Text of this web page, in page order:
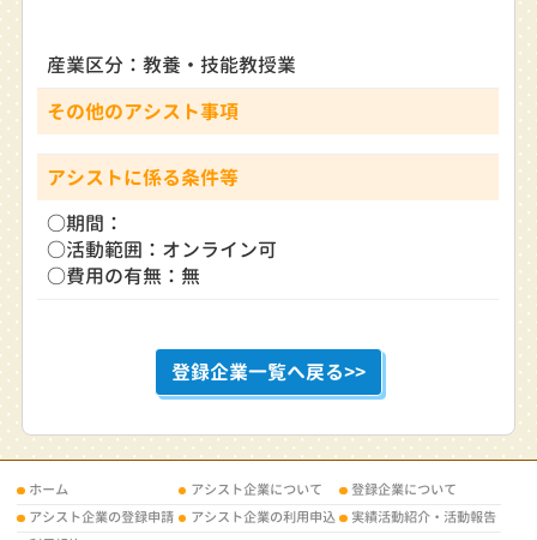
産業区分：教養・技能教授業
その他のアシスト事項
アシストに係る条件等
○期間：
○活動範囲：オンライン可
○費用の有無：無
登録企業一覧へ戻る>>
ホーム アシスト企業について
登録企業について
アシスト企業の登録申請
アシスト企業の利用申込
実績活動紹介・活動報告